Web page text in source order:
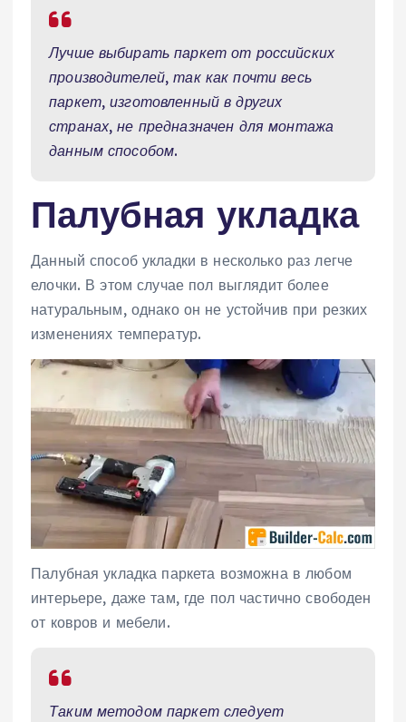
Лучше выбирать паркет от российских
производителей, так как почти весь
паркет, изготовленный в других
странах, не предназначен для монтажа
данным способом.
Палубная укладка
Данный способ укладки в несколько раз легче
елочки. В этом случае пол выглядит более
натуральным, однако он не устойчив при резких
изменениях температур.
Палубная укладка паркета возможна в любом
интерьере, даже там, где пол частично свободен
от ковров и мебели.
Таким методом паркет следует